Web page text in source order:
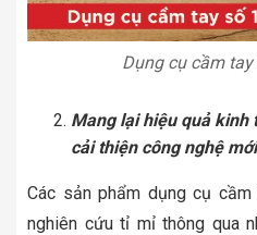
Dụng cụ cầm
Mang lại hiệu quả kinh
cải thiện công nghệ mới
Các sản phẩm dụng cụ
nghiên cứu tỉ mỉ thông qua